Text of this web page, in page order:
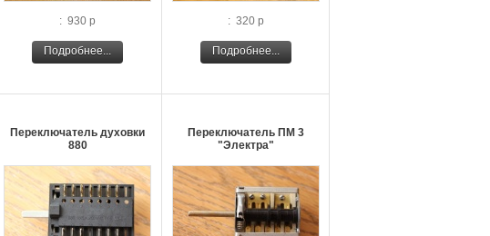
: 930 р
Подробнее...
: 320 р
Подробнее...
Переключатель духовки
880
Переключатель ПМ 3
"Электра"